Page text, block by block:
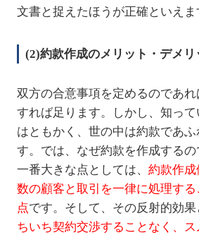
文書と捉えたほうが正確といえま
(2)約款作成のメリット・デメリ
双方の合意事項を定めるのであ
すれば足ります。しかし、知っ
はともかく、世の中は約款であふ
す。では、なぜ約款を作成するの
一番大きな点としては、 約款作
数の顧客と取引を一律に処理する
点です。そして、その反射的効果
ちいち契約交渉することなく、